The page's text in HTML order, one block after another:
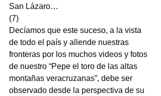
San Lázaro…
(7)
Decíamos que este suceso, a la vista
de todo el país y allende nuestras
fronteras por los muchos videos y fotos
de nuestro “Pepe el toro de las altas
montañas veracruzanas”, debe ser
observado desde la perspectiva de su